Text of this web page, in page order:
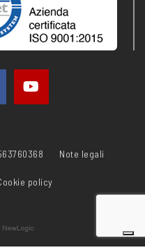
Note legali
policy